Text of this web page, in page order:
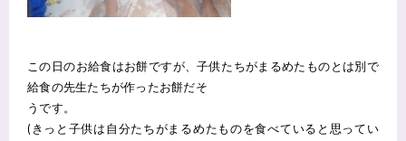
この日のお給食はお餅ですが、子供たちがまるめたものとは別で
給食の先生たちが作ったお餅だそ
うです。
(きっと子供は自分たちがまるめたものを食べていると思ってい